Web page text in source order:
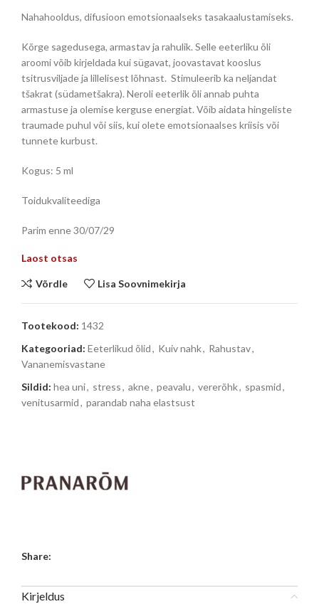
Nahahooldus, difusioon emotsionaalseks tasakaalustamiseks.
Kõrge sagedusega, armastav ja rahulik. Selle eeterliku õli
aroomi võib kirjeldada kui sügavat, joovastavat kooslus
tsitrusviljade ja lillelisest lõhnast. Stimuleerib ka neljandat
tšakrat (südametšakra). Neroli eeterlik õli annab puhta
armastuse ja olemise kerguse energiat. Võib aidata hingeliste
traumade puhul või siis, kui olete emotsionaalses kriisis või
tunnete kurbust.
Kogus: 5 ml
Toidukvaliteediga
Parim enne 30/07/29
Laost otsas
Võrdle Lisa Soovnimekirja
Tootekood: 1432
Kategooriad: Eeterlikud õlid, Kuiv nahk, Rahustav,
Vananemisvastane
Sildid: hea uni, stress, akne, peavalu, vererõhk, spasmid,
venitusarmid, parandab naha elastsust
Share:
Kirjeldus